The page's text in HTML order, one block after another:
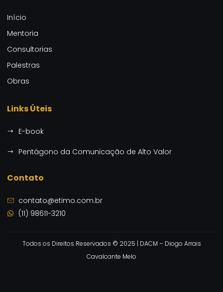
Início
Mentoria
Consultorias
Palestras
Obras
Links Úteis
E-book
Pentágono da Comunicação de Alto Valor
Contato
contato@etimo.com.br
(11) 98611-3210
Todos os Direitos Reservados © 2025 | DACM – Diogo Arrais
Cavalcante Melo